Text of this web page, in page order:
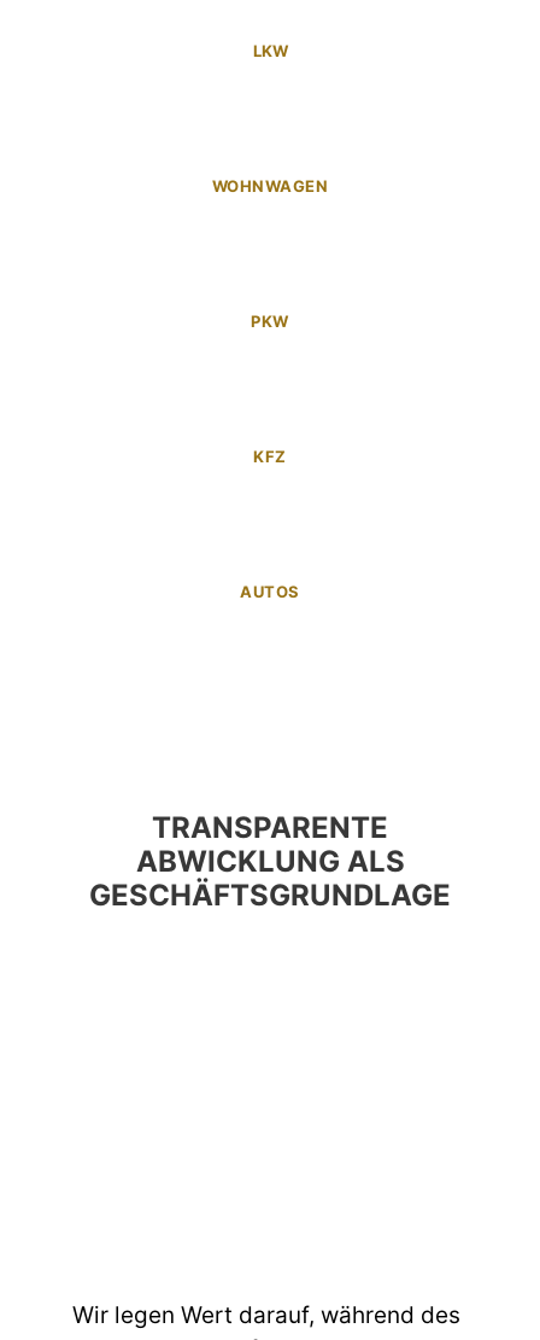
LKW
WOHNWAGEN
PKW
KFZ
AUTOS
TRANSPARENTE
ABWICKLUNG ALS
GESCHÄFTSGRUNDLAGE
Wir legen Wert darauf, während des